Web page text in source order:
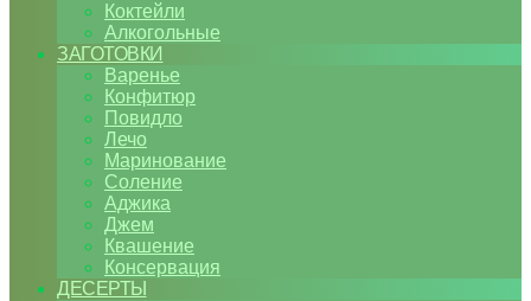
Коктейли
Алкогольные
ЗАГОТОВКИ
Варенье
Конфитюр
Повидло
Лечо
Маринование
Соление
Аджика
Джем
Квашение
Консервация
ДЕСЕРТЫ